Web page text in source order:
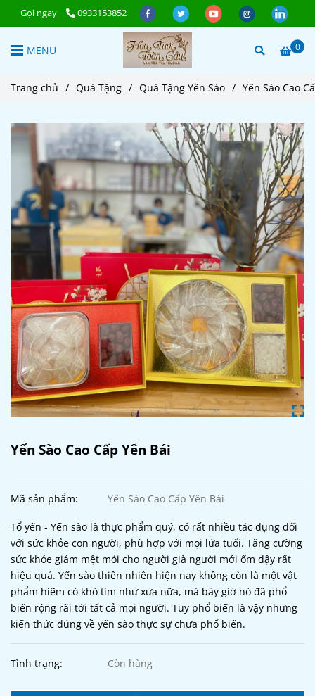
Gọi ngay 0933153852
0
MENU
Trang chủ / Quà Tặng / Quà Tặng Yến Sào / Yến Sào Cao
Yến Sào Cao Cấp Yên Bái
Mã sản phẩm: Yến Sào Cao Cấp Yên Bái
Tổ yến - Yến sào là thực phẩm quý, có rất nhiều tác dụng đối
với sức khỏe con người, phù hợp với mọi lứa tuổi. Tăng cường
sức khỏe giảm mệt mỏi cho người già người mới ốm dậy rất
hiệu quả. Yến sào thiên nhiên hiện nay không còn là một vật
phẩm hiếm có khó tìm như xưa nữa, mà bây giờ nó đã phổ
biến rộng rãi tới tất cả mọi người. Tuy phổ biến là vậy nhưng
kiến thức đúng về yến sào thực sự chưa phổ biến.
Tình trạng: Còn hàng